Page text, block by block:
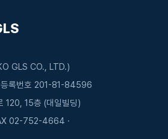
GLS CO., LTD.)
등록번호 201-81-84596
120, 15층 (대일빌딩)
02-752-4664 ·